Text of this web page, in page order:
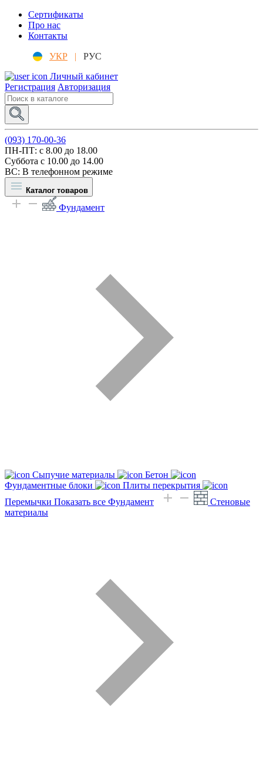
Сертификаты
Про нас
Контакты
УКР |
РУС
Личный кабинет
Регистрация Авторизация
(093) 170-00-36
ПН-ПТ: c 8.00 до 18.00
Суббота с 10.00 до 14.00
ВС: В телефонном режиме
Каталог товаров
Фундамент
Сыпучие материалы
Бетон
Фундаментные блоки
Плиты перекрытия
Перемычки Показать все Фундамент
Стеновые
материалы